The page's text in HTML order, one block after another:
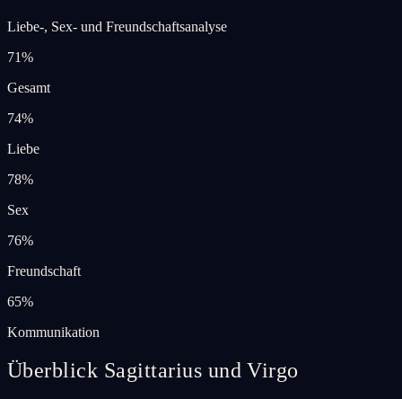
Liebe-, Sex- und Freundschaftsanalyse
71%
Gesamt
74%
Liebe
78%
Sex
76%
Freundschaft
65%
Kommunikation
Überblick Sagittarius und Virgo